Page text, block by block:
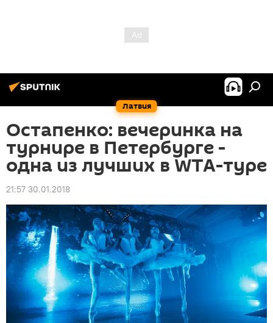
Латвия
Остапенко: вечеринка на
турнире в Петербурге -
одна из лучших в WTA-туре
21:57 30.01.2018